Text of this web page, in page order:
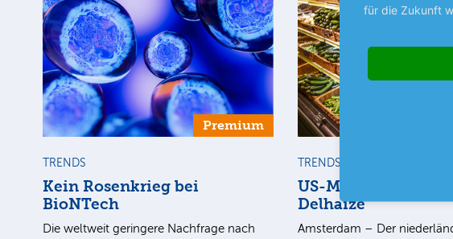
Premium
TRENDS
Kein Rosenkrieg bei
BioNTech
Die weltweit geringere Nachfrage nach
TRENDS
US-Markt belastet
Delhaize
Amsterdam – Der
für die Zukunft